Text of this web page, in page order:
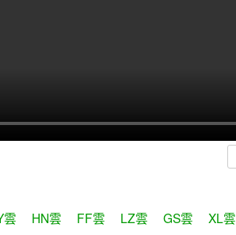
雲 HN雲 FF雲 LZ雲 GS雲 XL雲